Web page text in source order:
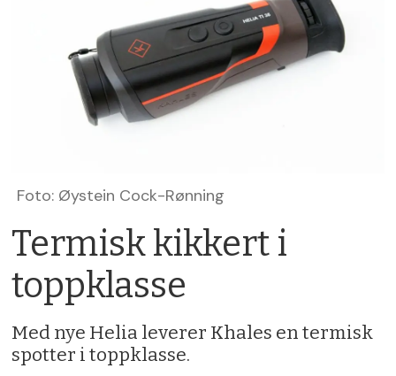
Foto: Øystein Cock-Rønning
Termisk kikkert i
toppklasse
Med nye Helia leverer Khales en termisk
spotter i toppklasse.